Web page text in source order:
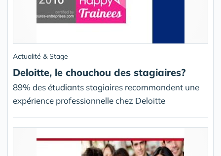
Actualité & Stage
Deloitte, le chouchou des stagiaires?
89% des étudiants stagiaires recommandent une
expérience professionnelle chez Deloitte